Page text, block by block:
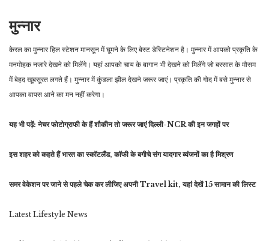
मुन्नार
केरल का मुन्नार हिल स्टेशन मानसून में घूमने के लिए बेस्ट डेस्टिनेशन है। मुन्नार में आपको प्रकृति के
मनमोहक नजारे देखने को मिलेंगे। यहां आपको चाय के बागान भी देखने को मिलेंगे जो बरसात के मौसम
में बेहद खूबसूरत लगते हैं। मुन्नार में कुंडला झील देखने जरूर जाएं। प्रकृति की गोद में बसे मुन्नार से
आपका वापस आने का मन नहीं करेगा।
यह भी पढ़ें: नेचर फोटोग्राफी के हैं शौकीन तो जरूर जाएं दिल्ली-NCR की इन जगहों पर
इस शहर को कहते हैं भारत का स्कॉटलैंड, कॉफी के बगीचे संग यादगार व्यंजनों का है मिश्रण
समर वेकेशन पर जाने से पहले चेक कर लीजिए अपनी Travel kit, यहां देखें 15 सामान की लिस्ट
Latest Lifestyle News